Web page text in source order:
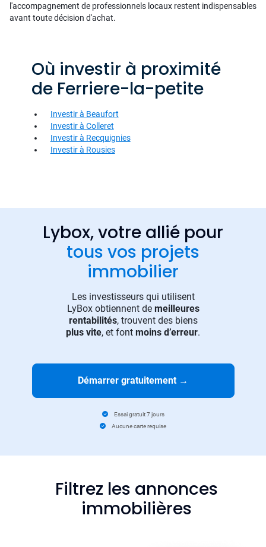
l'accompagnement de professionnels locaux restent indispensables
avant toute décision d'achat.
Où investir à proximité
de Ferriere-la-petite
Investir à Beaufort
Investir à Colleret
Investir à Recquignies
Investir à Rousies
Lybox, votre allié pour
tous vos projets
immobilier
Les investisseurs qui utilisent
LyBox obtiennent de meilleures
rentabilités, trouvent des biens
plus vite, et font moins d’erreur.
Démarrer gratuitement →
Essai gratuit 7 jours
Aucune carte requise
Filtrez les annonces
immobilières